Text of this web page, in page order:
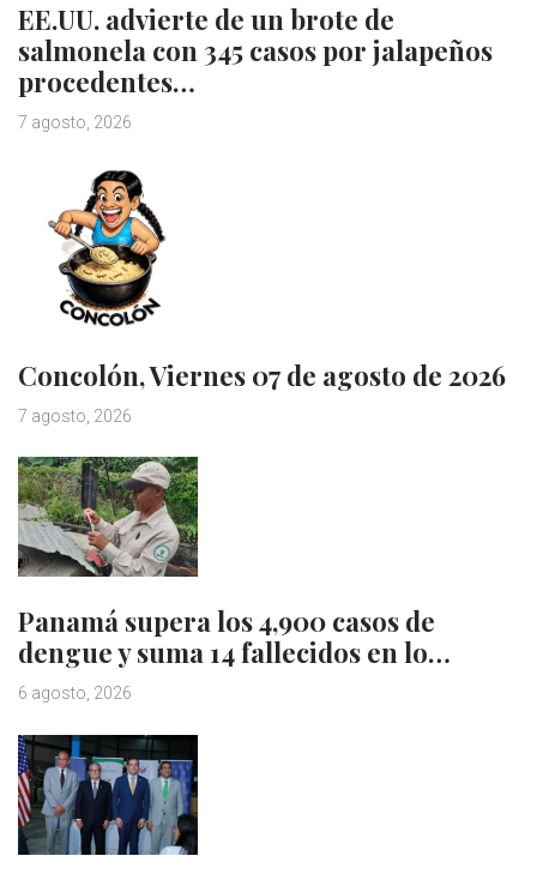
EE.UU. advierte de un brote de
salmonela con 345 casos por jalapeños
procedentes…
7 agosto, 2026
Concolón, Viernes 07 de agosto de 2026
7 agosto, 2026
Panamá supera los 4,900 casos de
dengue y suma 14 fallecidos en lo…
6 agosto, 2026